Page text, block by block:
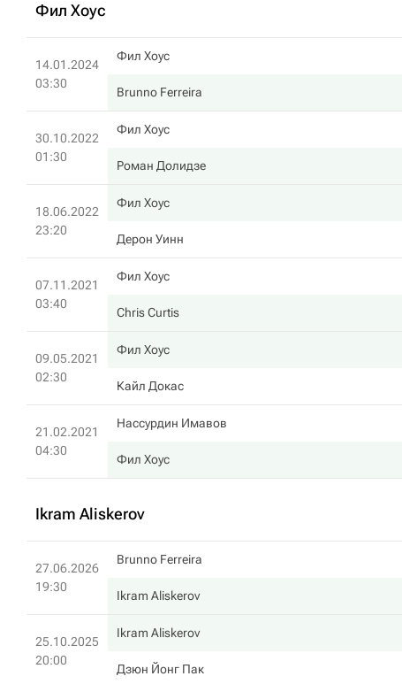
Фил Хоус
14.01.2024
03:30
Фил Хоус
Brunno Ferreira
30.10.2022
01:30
Фил Хоус
Роман Долидзе
18.06.2022
23:20
Фил Хоус
Дерон Уинн
07.11.2021
03:40
Фил Хоус
Chris Curtis
09.05.2021
02:30
Фил Хоус
Кайл Докас
21.02.2021
04:30
Нассурдин Имавов
Фил Хоус
Ikram Aliskerov
27.06.2026
19:30
Brunno Ferreira
Ikram Aliskerov
25.10.2025
20:00
Ikram Aliskerov
Дзюн Йонг Пак